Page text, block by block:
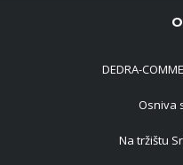
DEDRA-
Osniva
Na tržištu